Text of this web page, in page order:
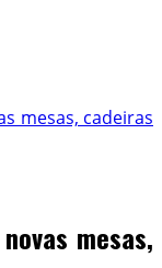
mesas, cadeiras
mesas,